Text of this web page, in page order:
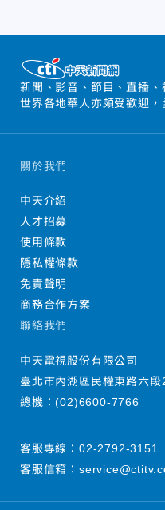
新聞、影音、節目、直播
世界各地華人亦頗受歡迎，
關於我們
中天介紹
人才招募
使用條款
隱私權條款
免責聲明
商務合作方案
聯絡我們
中天電視股份有限公司
臺北市內湖區民權東路六段
總機：(02)6600-7766
客服專線： 02-2792-3151
客服信箱：